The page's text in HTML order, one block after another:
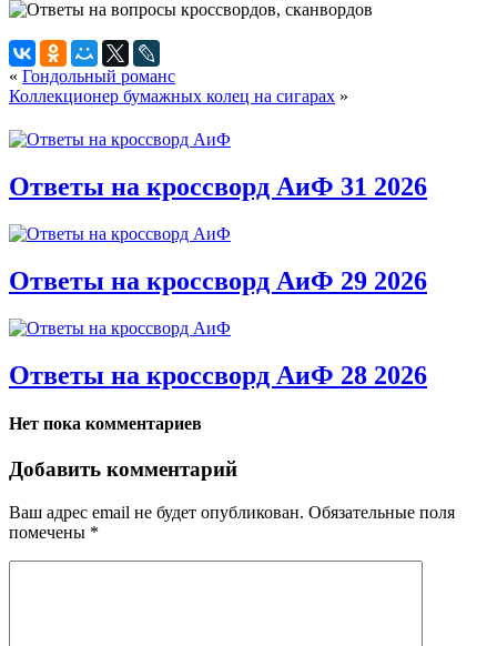
« Гондольный романс
Коллекционер бумажных колец на сигарах »
Ответы на кроссворд АиФ 31 2026
Ответы на кроссворд АиФ 29 2026
Ответы на кроссворд АиФ 28 2026
Нет пока комментариев
Добавить комментарий
Ваш адрес email не будет опубликован. Обязательные поля
помечены *